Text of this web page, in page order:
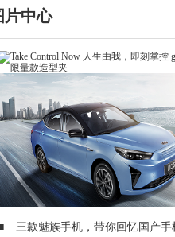
片中心
三款魅族手机，带你回忆国产手